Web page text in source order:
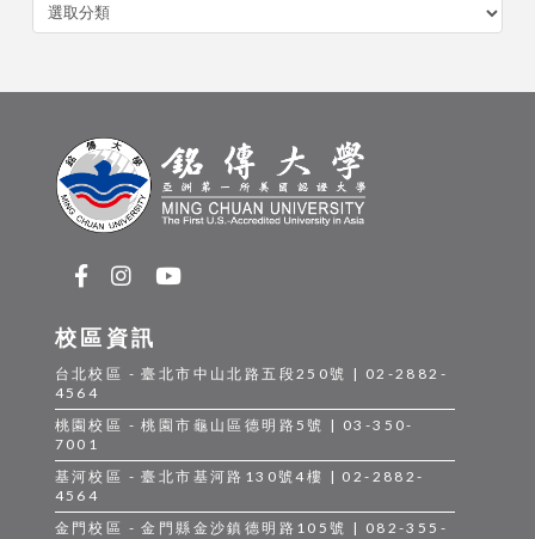
類
校區資訊
台北校區 - 臺北市中山北路五段250號 | 02-2882-
4564
桃園校區 - 桃園市龜山區德明路5號 | 03-350-
7001
基河校區 - 臺北市基河路130號4樓 | 02-2882-
4564
金門校區 - 金門縣金沙鎮德明路105號 | 082-355-